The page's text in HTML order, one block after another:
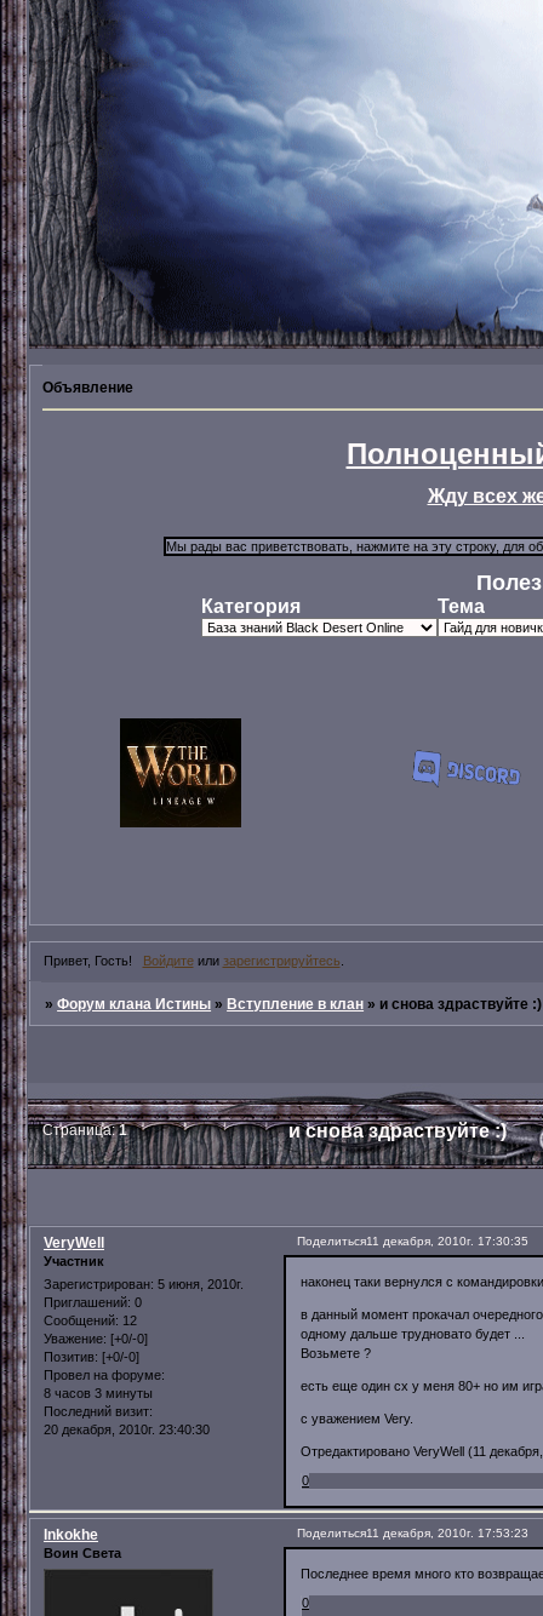
Объявление
Жду всех
Категория Тема
Привет, Гость! Войдитеили зарегистрируйтесь
»Форум клана Истины »Вступление в клан » и снова здраствуйте :)
и снова здраствуйте :)
Страница:1
Поделиться11 декабря, 2010г. 17:30:35
VeryWell
Участник
Зарегистрирован: 5 июня, 2010г.
Приглашений: 0
Сообщений: 12
Уважение: [+0/-0]
Позитив: [+0/-0]
Провел на форуме:
8 часов 3 минуты
Последний визит:
20 декабря, 2010г. 23:40:30
наконец таки вернулся с
в данный момент прокачал
одному дальше трудновато будет ...
Возьмете ?
есть еще один сх у меня 80+ но им
с уважением Very.
Отредактировано VeryWell (11
0
Поделиться11 декабря, 2010г. 17:53:23
Inkokhe
Воин Света
Последнее время много кто
0